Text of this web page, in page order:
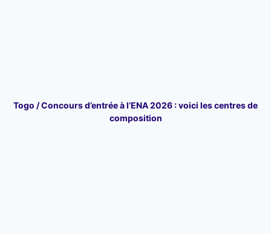
Togo / Concours d’entrée à l’ENA 2026 : voici les centres de
composition